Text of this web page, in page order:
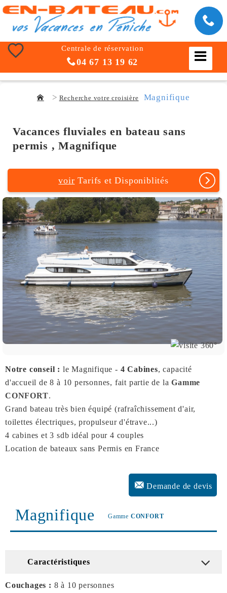
Centrale de réservation
04 67 13 19 62
Recherche votre croisière Magnifique
Vacances fluviales en bateau sans
permis , Magnifique
voir Tarifs et Disponiblités
Notre conseil : le Magnifique - 4 Cabines, capacité
d'accueil de 8 à 10 personnes, fait partie de laGamme
CONFORT.
Grand bateau très bien équipé (rafraîchissement d'air,
toilettes électriques, propulseur d'étrave...)
4 cabines et 3 sdb idéal pour 4 couples
Location de bateaux sans Permis en France
Demande de devis
Magnifique Gamme CONFORT
Caractéristiques
Couchages : 8 à 10 personnes